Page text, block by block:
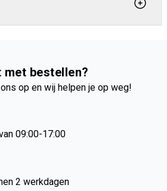
met bestellen?
op en wij helpen je op weg!
09:00-17:00
2 werkdagen